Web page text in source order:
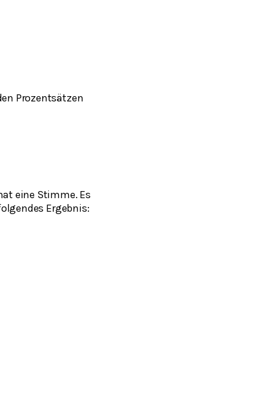
Prozentsätzen
eine Stimme. Es
Ergebnis: